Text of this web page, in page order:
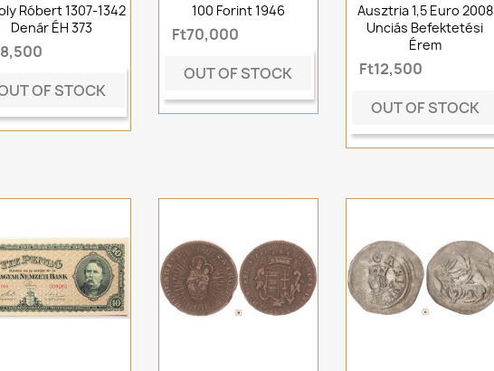
Róbert 1307-1342
Denár ÉH 373
OF STOCK
100 Forint 1946
Ft70,000
OUT OF STOCK
Ausztria 1,5 Euro 2008
Unciás Befektetési
Érem
Ft12,500
OUT OF STOCK